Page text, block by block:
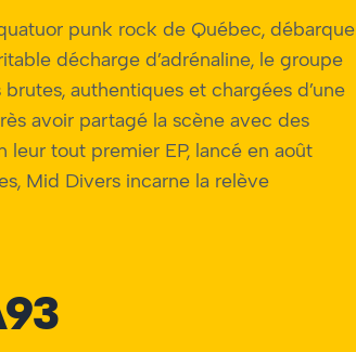
punk rock de Québec, débarque
décharge d’adrénaline, le groupe
authentiques et chargées d’une
avoir partagé la scène avec des
tout premier EP, lancé en août
Mid Divers incarne la relève